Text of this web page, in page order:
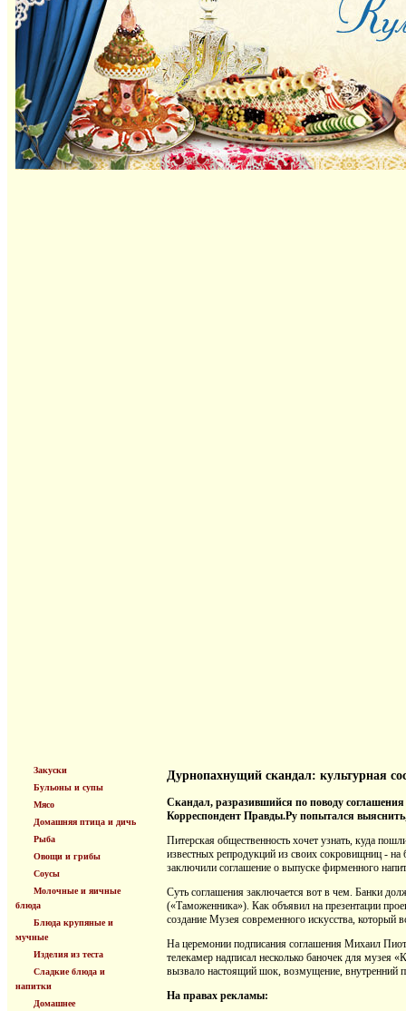
Закуски
Бульоны и супы
Мясо
Домашняя птица и дичь
Рыба
Овощи и грибы
Соусы
Молочные и яичные
блюда
Блюда крупяные и
мучные
Изделия из теста
Сладкие блюда и
напитки
Домашнее
Дурнопахнущий скандал: культурная
Скандал, разразившийся по поводу
Корреспондент Правды.Ру попытался
Питерская общественность хочет узнать, куда
известных репродукций из своих сокровищниц -
заключили соглашение о выпуске фирменного
Суть соглашения заключается вот в чем. Банки
(«Таможенника»). Как объявил на презентации
создание Музея современного искусства, который
На церемонии подписания соглашения Михаил
телекамер надписал несколько баночек для музея
вызвало настоящий шок, возмущение, внутренний
На правах рекламы: